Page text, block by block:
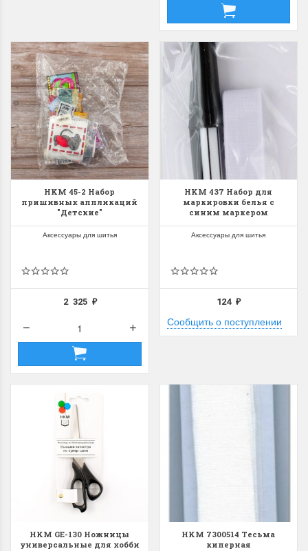
HKM 45-2 Набор
пришивных аппликаций
"Детские"
Аксессуары для шитья
2 325 ₽
HKM 437 Набор для
маркировки белья с
синим маркером
Аксессуары для шитья
124₽
Сообщить о поступлении
HKM GE-130 Ножницы
универсальные для хобби
HKM 7300514 Тесьма
киперная